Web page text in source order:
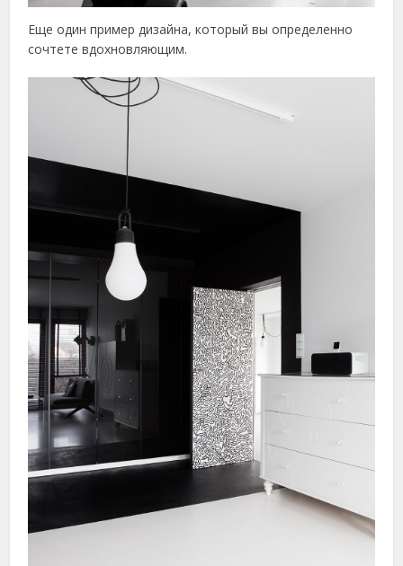
Еще один пример дизайна, который вы определенно
сочтете вдохновляющим.